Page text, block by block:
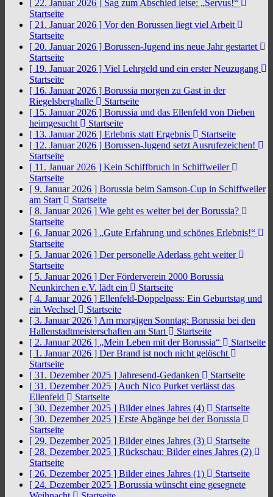
[ 22. Januar 2026 ] Sag zum Abschied leise: „Servus!“
Startseite
[ 21. Januar 2026 ] Vor den Borussen liegt viel Arbeit
Startseite
[ 20. Januar 2026 ] Borussen-Jugend ins neue Jahr gestartet
Startseite
[ 19. Januar 2026 ] Viel Lehrgeld und ein erster Neuzugang
Startseite
[ 16. Januar 2026 ] Borussia morgen zu Gast in der
Riegelsberghalle
Startseite
[ 15. Januar 2026 ] Borussia und das Ellenfeld von Dieben
heimgesucht
Startseite
[ 13. Januar 2026 ] Erlebnis statt Ergebnis
Startseite
[ 12. Januar 2026 ] Borussen-Jugend setzt Ausrufezeichen!
Startseite
[ 11. Januar 2026 ] Kein Schiffbruch in Schiffweiler
Startseite
[ 9. Januar 2026 ] Borussia beim Samson-Cup in Schiffweiler
am Start
Startseite
[ 8. Januar 2026 ] Wie geht es weiter bei der Borussia?
Startseite
[ 6. Januar 2026 ] „Gute Erfahrung und schönes Erlebnis!“
Startseite
[ 5. Januar 2026 ] Der personelle Aderlass geht weiter
Startseite
[ 5. Januar 2026 ] Der Förderverein 2000 Borussia
Neunkirchen e.V. lädt ein
Startseite
[ 4. Januar 2026 ] Ellenfeld-Doppelpass: Ein Geburtstag und
ein Wechsel
Startseite
[ 3. Januar 2026 ] Am morgigen Sonntag: Borussia bei den
Hallenstadtmeisterschaften am Start
Startseite
[ 2. Januar 2026 ] „Mein Leben mit der Borussia“
Startseite
[ 1. Januar 2026 ] Der Brand ist noch nicht gelöscht
Startseite
[ 31. Dezember 2025 ] Jahresend-Gedanken
Startseite
[ 31. Dezember 2025 ] Auch Nico Purket verlässt das
Ellenfeld
Startseite
[ 30. Dezember 2025 ] Bilder eines Jahres (4)
Startseite
[ 30. Dezember 2025 ] Erste Abgänge bei der Borussia
Startseite
[ 29. Dezember 2025 ] Bilder eines Jahres (3)
Startseite
[ 28. Dezember 2025 ] Rückschau: Bilder eines Jahres (2)
Startseite
[ 26. Dezember 2025 ] Bilder eines Jahres (1)
Startseite
[ 24. Dezember 2025 ] Borussia wünscht eine gesegnete